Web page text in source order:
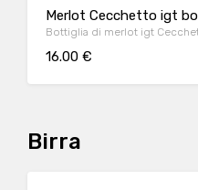
Merlot Cecchetto igt
Bottiglia di merlot igt
16.00 €
Birra